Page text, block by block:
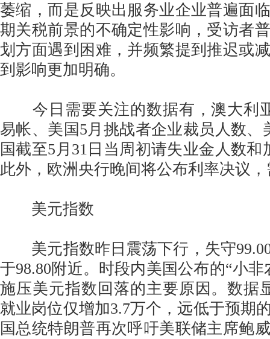
萎缩，而是反映出服务业企业普遍面
期关税前景的不确定性影响，受访者
划方面遇到困难，并频繁提到推迟或
到影响更加明确。
今日需要关注的数据有，澳大利
易帐、美国5月挑战者企业裁员人数、
国截至5月31日当周初请失业金人数和
此外，欧洲央行晚间将公布利率决议
美元指数
美元指数昨日震荡下行，失守
于98.80附近。时段内美国公布的“小
施压美元指数回落的主要原因。数据
就业岗位仅增加3.7万个，远低于预期
国总统特朗普再次呼吁美联储主席鲍